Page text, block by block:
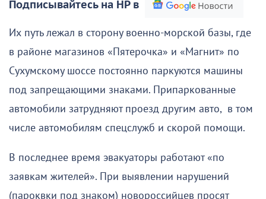
Подписывайтесь на НР в
Их путь лежал в сторону военно-морской базы, где
в районе магазинов «Пятерочка» и «Магнит» по
Сухумскому шоссе постоянно паркуются машины
под запрещающими знаками. Припаркованные
автомобили затрудняют проезд другим авто, в том
числе автомобилям спецслужб и скорой помощи.
В последнее время эвакуаторы работают «по
заявкам жителей». При выявлении нарушений
(пароквки под знаком) новороссийцев просят